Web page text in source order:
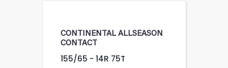
CONTINENTAL ALLSEASON
CONTACT
155/65 - 14R 75T